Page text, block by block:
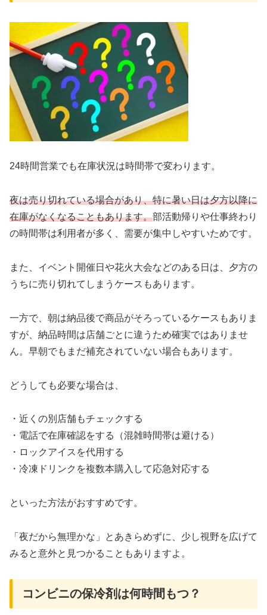
24時間営業でも在庫状況は時間帯で変わります。
夜は売り切れている場合があり、特に暑い日は夕方以降に
在庫がなくなることもあります。部活動帰りや仕事終わり
の時間帯は利用者が多く、需要が集中しやすいためです。
また、イベント開催日や花火大会などのある日は、夕方の
うちに売り切れてしまうケースもあります。
一方で、朝は納品後で商品がそろっているケースもありま
すが、納品時間は店舗ごとに違うため確実ではありませ
ん。早朝でもまだ補充されていない場合もあります。
どうしても必要な場合は、
・近くの別店舗もチェックする
・電話で在庫確認をする（混雑時間帯は避ける）
・ロックアイスを代用する
・冷凍ドリンクを複数本購入して応急対応する
といった方法がおすすめです。
「夜だから無理かな」とあきらめずに、少し視野を広げて
みると意外と見つかることもありますよ。
コンビニの保冷剤は何時間もつ？